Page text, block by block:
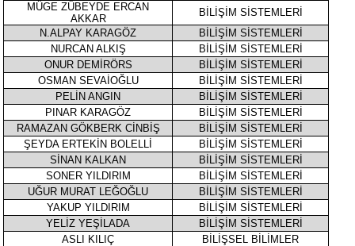
MÜGE ZÜBEYDE ERCAN
AKKAR
BİLİŞİM SİSTEMLERİ
N.ALPAY KARAGÖZ
BİLİŞİM SİSTEMLERİ
NURCAN ALKIŞ
BİLİŞİM SİSTEMLERİ
ONUR DEMİRÖRS
BİLİŞİM SİSTEMLERİ
OSMAN SEVAİOĞLU
BİLİŞİM SİSTEMLERİ
PELİN ANGIN
BİLİŞİM SİSTEMLERİ
PINAR KARAGÖZ
BİLİŞİM SİSTEMLERİ
RAMAZAN GÖKBERK CİNBİŞ
BİLİŞİM SİSTEMLERİ
ŞEYDA ERTEKİN BOLELLİ
BİLİŞİM SİSTEMLERİ
SİNAN KALKAN
BİLİŞİM SİSTEMLERİ
SONER YILDIRIM
BİLİŞİM SİSTEMLERİ
UĞUR MURAT LEĞOĞLU
BİLİŞİM SİSTEMLERİ
YAKUP YILDIRIM
BİLİŞİM SİSTEMLERİ
YELİZ YEŞİLADA
BİLİŞİM SİSTEMLERİ
ASLI KILIÇ
BİLİŞSEL BİLİMLER